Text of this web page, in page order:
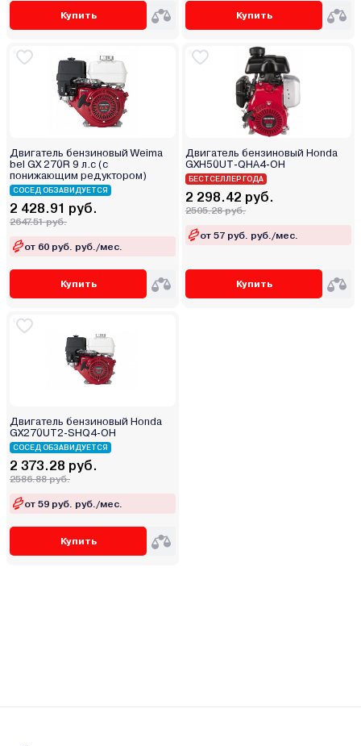
Купить Купить
Двигатель бензиновый Weima
bel GX 270R 9 л.с (с
понижающим редуктором)
СОСЕД ОБЗАВИДУЕТСЯ
2 428.91 руб.
2647.51 руб.
от 60 руб. руб./мес.
Купить
Двигатель бензиновый Honda
GXH50UT-QHA4-OH
БЕСТСЕЛЛЕР ГОДА
2 298.42 руб.
2505.28 руб.
от 57 руб. руб./мес.
Купить
Двигатель бензиновый Honda
GX270UT2-SHQ4-OH
СОСЕД ОБЗАВИДУЕТСЯ
2 373.28 руб.
2586.88 руб.
от 59 руб. руб./мес.
Купить